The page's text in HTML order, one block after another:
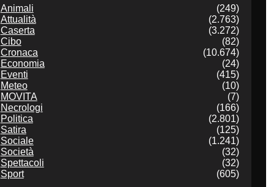
Animali
(249)
Attualità
(2.763)
Caserta
(3.272)
Cibo
(82)
Cronaca
(10.674)
Economia
(24)
Eventi
(415)
Meteo
(10)
MOVITA
(7)
Necrologi
(166)
Politica
(2.801)
Satira
(125)
Sociale
(1.241)
Società
(32)
Spettacoli
(32)
Sport
(605)